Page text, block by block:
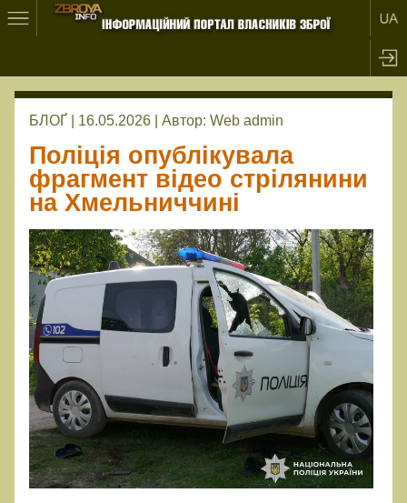
БЛОҐ | 16.05.2026 | Автор: Web admin
Поліція опублікувала
фрагмент відео стрілянини
на Хмельниччині